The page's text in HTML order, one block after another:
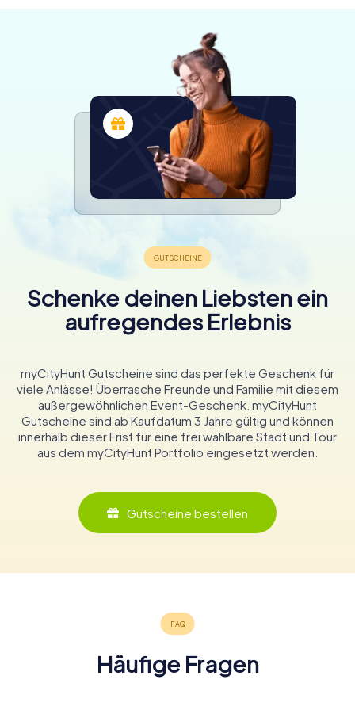
Schenke deinen Liebsten ein
aufregendes Erlebnis
myCityHunt Gutscheine sind das perfekte Geschenk für
viele Anlässe! Überrasche Freunde und Familie mit diesem
außergewöhnlichen Event-Geschenk. myCityHunt
Gutscheine sind ab Kaufdatum 3 Jahre gültig und können
innerhalb dieser Frist für eine frei wählbare Stadt und Tour
aus dem myCityHunt Portfolio eingesetzt werden.
Gutscheine bestellen
Häufige Fragen